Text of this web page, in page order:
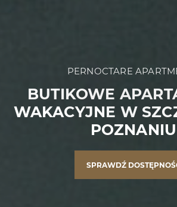
PERNOCTARE
BUTIKOWE
WAKACYJNE W
POZNANIU
SPRAWDŹ